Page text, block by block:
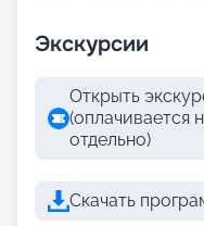
Экскурсии
Открыть
(оплачивается
отдельно)
Скачать